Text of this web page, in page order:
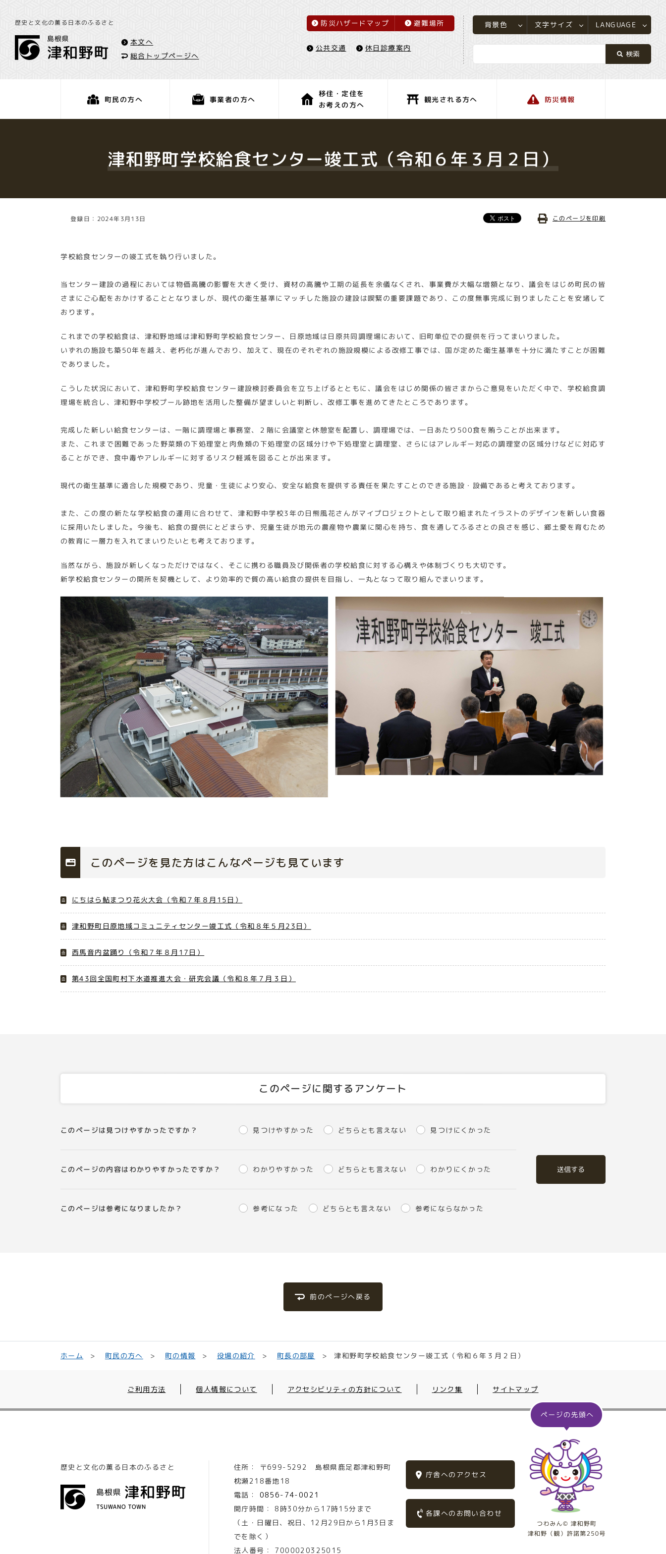
歴史と文化の薫る日本のふるさと
本文へ
総合トップページへ
防災ハザードマップ 避難場所
公共交通 休日診療案内
背景色 文字サイズ LANGUAGE
町民の方へ 事業者の方へ
移住・定住を
お考えの方へ
観光される方へ 防災情報
津和野町学校給食センター竣工式（令和６年３月２日）
登録日：2024年3月13日 このページを印刷
学校給食センターの竣工式を執り行いました。
当センター建設の過程においては物価高騰の影響を大きく受け、資材の高騰や工期の延長を余儀なくされ、事業費が大幅な増額となり、議会をはじめ町民の皆
さまにご心配をおかけすることとなりましが、現代の衛生基準にマッチした施設の建設は喫緊の重要課題であり、この度無事完成に到りましたことを安堵して
おります。
これまでの学校給食は、津和野地域は津和野町学校給食センター、日原地域は日原共同調理場において、旧町単位での提供を行ってまいりました。
いずれの施設も築50年を越え、老朽化が進んでおり、加えて、現在のそれぞれの施設規模による改修工事では、国が定めた衛生基準を十分に満たすことが困難
でありました。
こうした状況において、津和野町学校給食センター建設検討委員会を立ち上げるとともに、議会をはじめ関係の皆さまからご意見をいただく中で、学校給食調
理場を統合し、津和野中学校プール跡地を活用した整備が望ましいと判断し、改修工事を進めてきたところであります。
完成した新しい給食センターは、一階に調理場と事務室、２階に会議室と休憩室を配置し、調理場では、一日あたり500食を賄うことが出来ます。
また、これまで困難であった野菜類の下処理室と肉魚類の下処理室の区域分けや下処理室と調理室、さらにはアレルギー対応の調理室の区域分けなどに対応す
ることができ、食中毒やアレルギーに対するリスク軽減を図ることが出来ます。
現代の衛生基準に適合した規模であり、児童・生徒により安心、安全な給食を提供する責任を果たすことのできる施設・設備であると考えております。
また、この度の新たな学校給食の運用に合わせて、津和野中学校3年の日熊風花さんがマイプロジェクトとして取り組まれたイラストのデザインを新しい食器
に採用いたしました。今後も、給食の提供にとどまらず、児童生徒が地元の農産物や農業に関心を持ち、食を通してふるさとの良さを感じ、郷土愛を育むため
の教育に一層力を入れてまいりたいとも考えております。
当然ながら、施設が新しくなっただけではなく、そこに携わる職員及び関係者の学校給食に対する心構えや体制づくりも大切です。
新学校給食センターの開所を契機として、より効率的で質の高い給食の提供を目指し、一丸となって取り組んでまいります。
このページを見た方はこんなページも見ています
にちはら鮎まつり花火大会（令和７年８月15日）
津和野町日原地域コミュニティセンター竣工式（令和８年５月23日）
西馬音内盆踊り（令和７年８月17日）
第43回全国町村下水道推進大会・研究会議（令和８年７月３日）
このページに関するアンケート
このページは見つけやすかったですか？ 見つけやすかった どちらとも言えない 見つけにくかった
このページの内容はわかりやすかったですか？ わかりやすかった どちらとも言えない わかりにくかった
このページは参考になりましたか？ 参考になった どちらとも言えない 参考にならなかった
送信する
前のページへ戻る
ホーム 町民の方へ 町の情報 役場の紹介 町長の部屋 津和野町学校給食センター竣工式（令和６年３月２日）
ご利用方法 個人情報について アクセシビリティの方針について リンク集 サイトマップ
歴史と文化の薫る日本のふるさと 住所： 〒699-5292 島根県鹿足郡津和野町
枕瀬218番地18
電話：
0856-74-0021
開庁時間：
8時30分から17時15分まで
（土・日曜日、祝日、12月29日から1月3日ま
でを除く）
法人番号：
7000020325015
庁舎へのアクセス
各課へのお問い合わせ